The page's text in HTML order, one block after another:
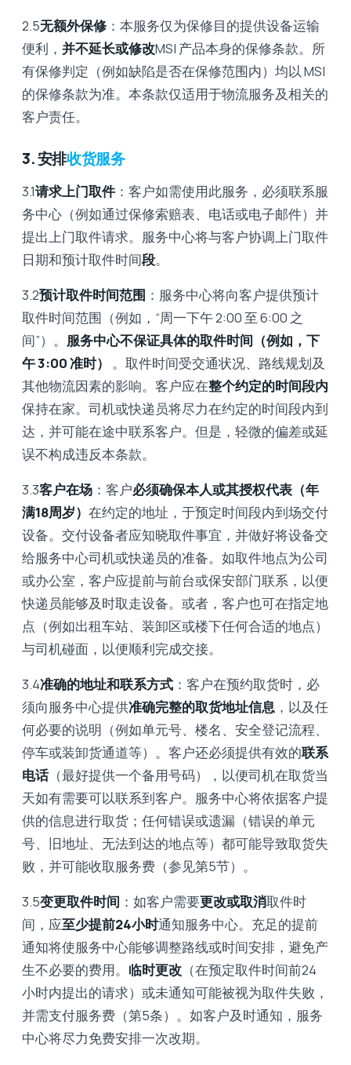
2.5无额外保修：本服务仅为保修目的提供设备运输
便利， 并不延长或修改MSI 产品本身的保修条款。所
有保修判定（例如缺陷是否在保修范围内）均以 MSI
的保修条款为准。本条款仅适用于物流服务及相关的
客户责任。
3. 安排收货服务
3.1请求上门取件 ：客户如需使用此服务，必须联系服
务中心（例如通过保修索赔表、电话或电子邮件）并
提出上门取件请求。服务中心将与客户协调上门取件
日期和预计取件时间段。
3.2预计取件时间范围 ：服务中心将向客户提供预计
取件时间范围（例如，“周一下午 2:00 至 6:00 之
间”）。 服务中心不保证具体的取件时间（例如，下
午 3:00 准时）
。取件时间受交通状况、路线规划及
其他物流因素的影响。客户应在整个约定的时间段内
保持在家。司机或快递员将尽力在约定的时间段内到
达，并可能在途中联系客户。但是，轻微的偏差或延
误不构成违反本条款。
3.3客户在场 ：客户必须确保本人或其授权代表（年
满18周岁） 在约定的地址，于预定时间段内到场交付
设备。交付设备者应知晓取件事宜，并做好将设备交
给服务中心司机或快递员的准备。如取件地点为公司
或办公室，客户应提前与前台或保安部门联系，以便
快递员能够及时取走设备。或者，客户也可在指定地
点（例如出租车站、装卸区或楼下任何合适的地点）
与司机碰面，以便顺利完成交接。
3.4准确的地址和联系方式 ：客户在预约取货时，必
须向服务中心提供准确完整的取货地址信息 ，以及任
何必要的说明（例如单元号、楼名、安全登记流程、
停车或装卸货通道等）。客户还必须提供有效的联系
电话（最好提供一个备用号码），以便司机在取货当
天如有需要可以联系到客户。服务中心将依据客户提
供的信息进行取货；任何错误或遗漏（错误的单元
号、旧地址、无法到达的地点等）都可能导致取货失
败，并可能收取服务费（参见第5节）。
3.5变更取件时间 ：如客户需要更改或取消取件时
间，应至少提前24小时通知服务中心。充足的提前
通知将使服务中心能够调整路线或时间安排，避免产
生不必要的费用。 临时更改 （在预定取件时间前24
小时内提出的请求）或未通知可能被视为取件失败，
并需支付服务费（第5条）。如客户及时通知，服务
中心将尽力免费安排一次改期。